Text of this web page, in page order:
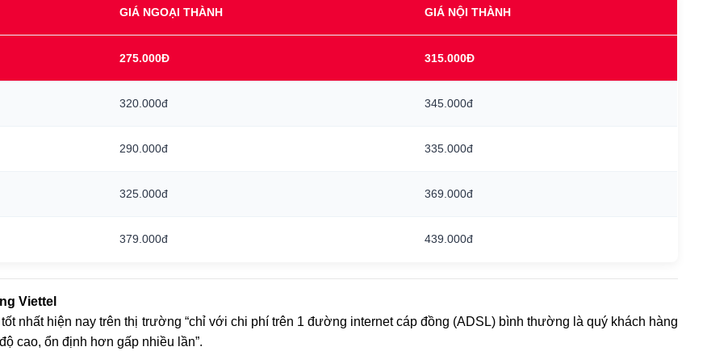
GIÁ NGOẠI THÀNH GIÁ NỘI THÀNH
275.000Đ 315.000Đ
320.000đ 345.000đ
290.000đ 335.000đ
325.000đ 369.000đ
379.000đ 439.000đ
Viettel
nhất hiện nay trên thị trường “chỉ với chi phí trên 1 đường internet cáp đồng (ADSL) bình thường là quý khách hàng
cao, ổn định hơn gấp nhiều lần”.